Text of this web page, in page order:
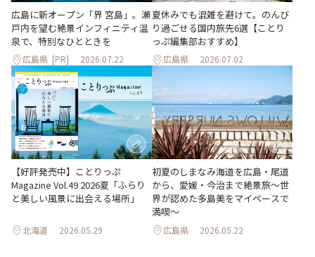
広島に新オープン「界 宮島」。瀬
戸内を望む絶景インフィニティ温
泉で、特別なひとときを
広島県 [PR] 2026.07.22
夏休みでも混雑を避けて。のんび
り過ごせる国内旅先6選【ことり
っぷ編集部おすすめ】
広島県 2026.07.02
【好評発売中】ことりっぷ
Magazine Vol.49 2026夏「ふらり
と美しい風景に出会える場所」
北海道 2026.05.29
初夏のしまなみ海道を広島・尾道
から、愛媛・今治まで絶景旅〜世
界が認めた多島美をマイペースで
満喫〜
広島県 2026.05.22